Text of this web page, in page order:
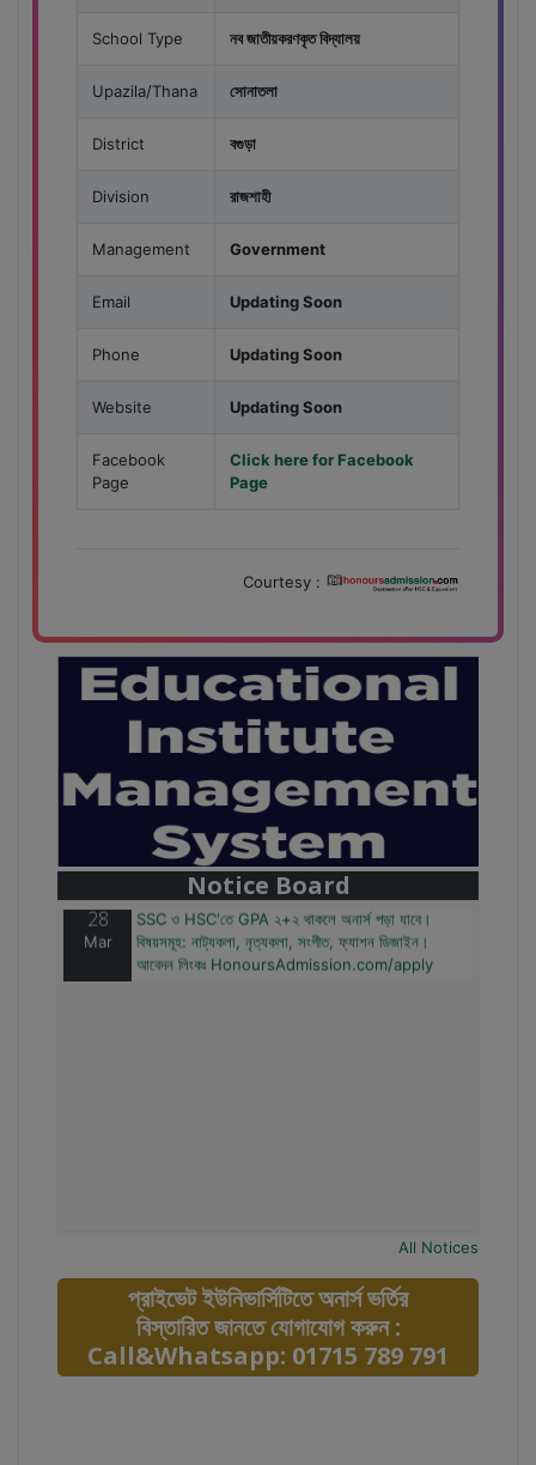
School Type নব জাতীয়করণকৃত বিদ্যালয়
Upazila/Thana সোনাতলা
District বগুড়া
Division রাজশাহী
Management Government
Email Updating Soon
Phone Updating Soon
Website Updating Soon
Facebook
Page
Click here for Facebook
Page
Courtesy :
Notice Board
বাজেটের মধ্যে প্রাইভেট ইউনিভার্সিটিতে অনার্স পড়ার সুযোগ।
২০টির অধিক বিষয়, ৪ বছরে মোট খরচ ২ লক্ষ থেকে ৫ লক্ষ টাকা।
আবেদন লিংকঃ HonoursAdmission.com/apply
28
Mar
SSC ও HSC'তে GPA ২+২ থাকলে অনার্স পড়া যাবে।
বিষয়সমূহ: নাট্যকলা, নৃত্যকলা, সংগীত, ফ্যাশন ডিজাইন।
আবেদন লিংকঃ HonoursAdmission.com/apply
All Notices
প্রাইভেট ইউনিভার্সিটিতে অনার্স ভর্তির
বিস্তারিত জানতে যোগাযোগ করুন :
Call&Whatsapp: 01715 789 791